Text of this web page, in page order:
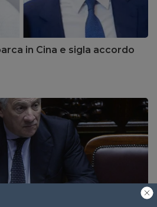
in Cina e sigla accordo